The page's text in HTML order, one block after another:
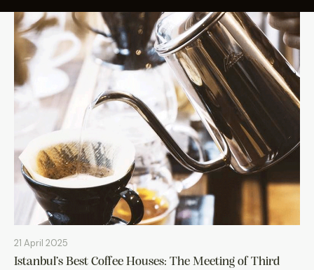
21 April 2025
Istanbul’s Best Coffee Houses: The Meeting of Third